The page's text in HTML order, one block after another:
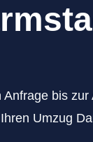
bis
Umzug